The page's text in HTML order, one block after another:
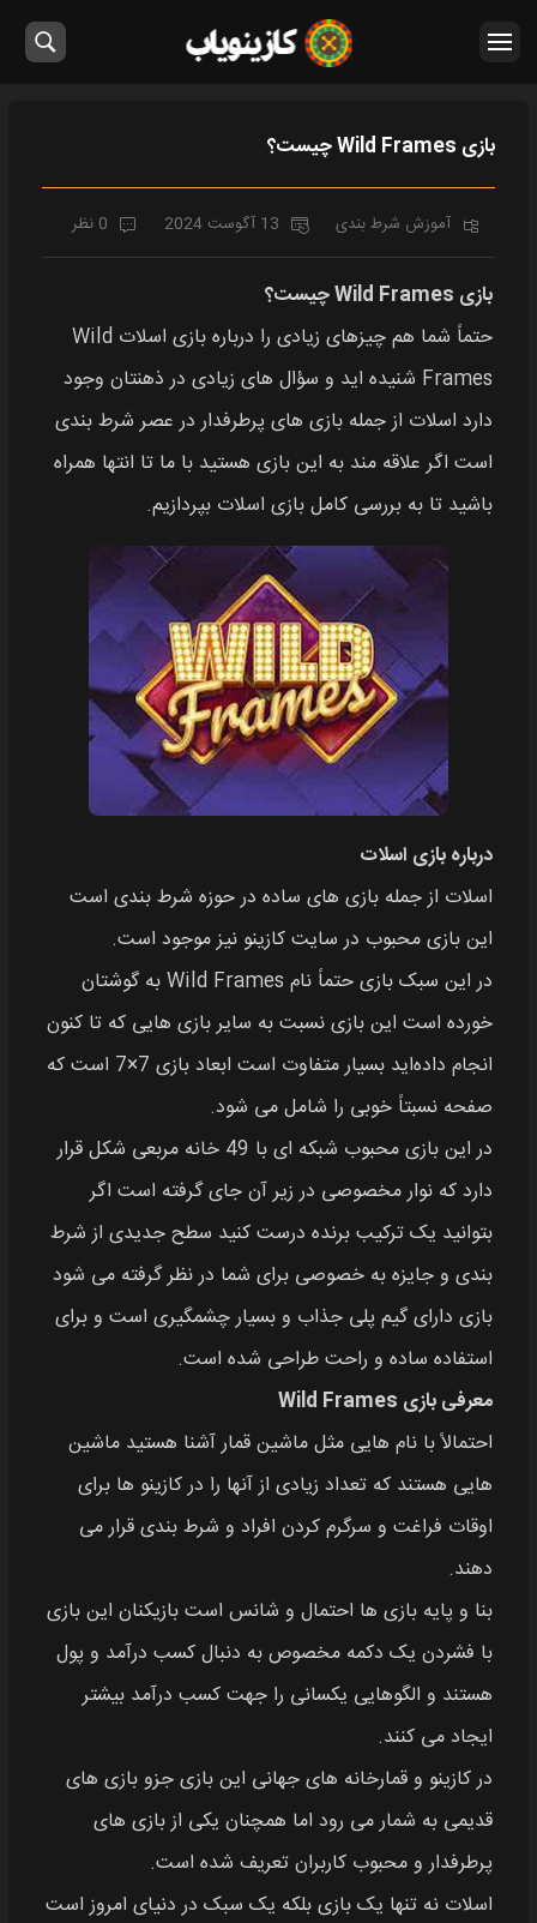
بازی Wild Frames چیست؟
آموزش شرط بندی 13 آگوست 2024 0 نظر
بازی Wild Frames چیست؟
حتماً شما هم چیزهای زیادی را درباره بازی اسلات Wild
Frames شنیده‌ اید و سؤال‌ های زیادی در ذهنتان وجود
دارد اسلات از جمله بازی های پرطرفدار در عصر شرط‌ بندی
است اگر علاقه مند به این بازی هستید با ما تا انتها همراه
باشید تا به بررسی کامل بازی اسلات بپردازیم.
درباره بازی اسلات
اسلات از جمله بازی‌ های ساده در حوزه شرط‌ بندی است
این بازی محبوب در سایت کازینو نیز موجود است.
در این سبک بازی حتماً نام Wild Frames به گوشتان
خورده است این بازی نسبت به سایر بازی‌ هایی که تا کنون
انجام داده‌اید بسیار متفاوت است ابعاد بازی 7×7 است که
صفحه نسبتاً خوبی را شامل می‌ شود.
در این بازی محبوب شبکه‌ ای با 49 خانه مربعی‌ شکل قرار
دارد که نوار مخصوصی در زیر آن جای گرفته است اگر
بتوانید یک ترکیب برنده درست کنید سطح جدیدی از شرط‌
بندی و جایزه به خصوصی برای شما در نظر گرفته می‌ شود
بازی دارای گیم‌ پلی جذاب و بسیار چشمگیری است و برای
استفاده ساده و راحت طراحی شده است.
معرفی بازی Wild Frames
احتمالاً با نام‌ هایی مثل ماشین قمار آشنا هستید ماشین‌
هایی هستند که تعداد زیادی از آنها را در کازینو ها برای
اوقات فراغت و سرگرم‌ کردن افراد و شرط‌ بندی قرار می‌
دهند.
بنا و پایه بازی‌ ها احتمال و شانس است بازیکنان این بازی
با فشردن یک دکمه مخصوص به دنبال کسب درآمد و پول
هستند و الگوهایی یکسانی را جهت کسب درآمد بیشتر
ایجاد می‌ کنند.
در کازینو و قمارخانه‌ های جهانی این بازی جزو بازی‌ های
قدیمی به شمار می‌ رود اما همچنان یکی از بازی‌ های
پرطرفدار و محبوب کاربران تعریف شده است.
اسلات نه‌ تنها یک بازی بلکه یک سبک در دنیای امروز است